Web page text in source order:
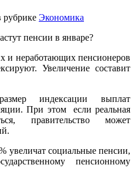
рубрике Экономика
и неработающих пенсионеров
Увеличение составит
индексации выплат
При этом если реальная
правительство может
увеличат социальные пенсии,
пенсионному